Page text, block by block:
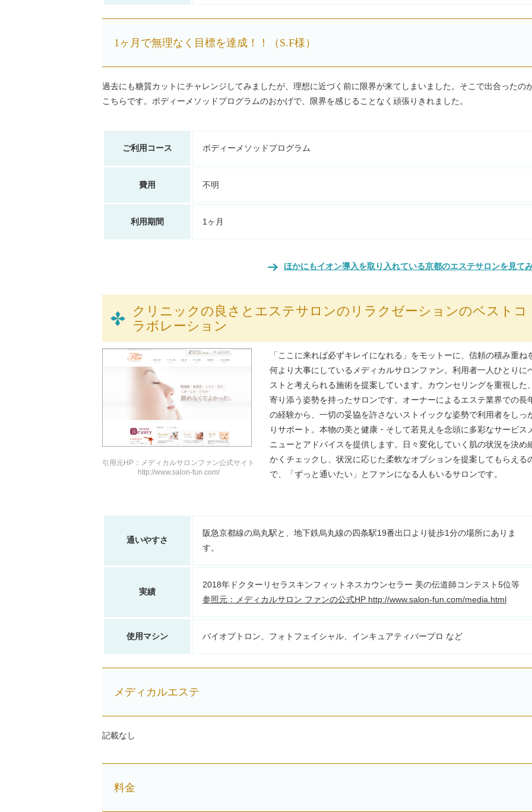
1ヶ月で無理なく目標を達成！！（S.F様）
過去にも糖質カットにチャレンジしてみましたが、理想に近づく前に限界が来てしまいました。そこで出合ったの
こちらです。ボディーメソッドプログラムのおかげで、限界を感じることなく頑張りきれました。
ご利用コース ボディーメソッドプログラム
費用 不明
利用期間 1ヶ月
ほかにもイオン導入を取り入れている京都のエステサロンを見て
クリニックの良さとエステサロンのリラクゼーションのベストコ
ラボレーション
引用元HP：メディカルサロンファン公式サイト
http://www.salon-fun.com/
「ここに来れば必ずキレイになれる」をモットーに、信頼の積み重ね
何より大事にしているメディカルサロンファン。利用者一人ひとりに
ストと考えられる施術を提案しています。カウンセリングを重視した
寄り添う姿勢を持ったサロンです。オーナーによるエステ業界での長
の経験から、一切の妥協を許さないストイックな姿勢で利用者をしっ
りサポート。本物の美と健康・そして若見えを念頭に多彩なサービス
ニューとアドバイスを提供します。日々変化していく肌の状況を決め
かくチェックし、状況に応じた柔軟なオプションを提案してもらえる
で、「ずっと通いたい」とファンになる人もいるサロンです。
通いやすさ
阪急京都線の烏丸駅と、地下鉄烏丸線の四条駅19番出口より徒歩1分の場所にありま
す。
実績
2018年ドクターリセラスキンフィットネスカウンセラー 美の伝道師コンテスト5位等
参照元：メディカルサロン ファンの公式HP http://www.salon-fun.com/media.html
使用マシン バイオプトロン、フォトフェイシャル、インキュアティバープロ など
メディカルエステ
記載なし
料金